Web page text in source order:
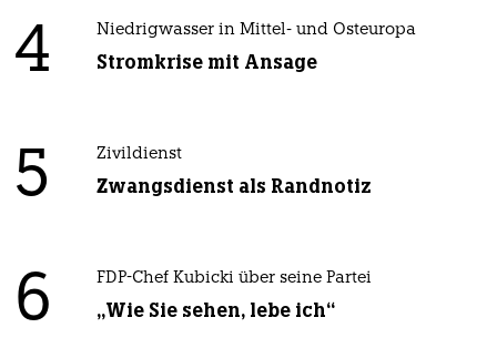
4 Niedrigwasser in Mittel- und Osteuropa
Stromkrise mit Ansage
5 Zivildienst
Zwangsdienst als Randnotiz
6 FDP-Chef Kubicki über seine Partei
„Wie Sie sehen, lebe ich“